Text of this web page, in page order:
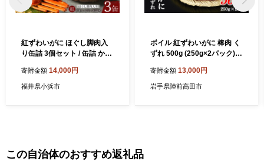
紅ずわいがに ほぐし脚肉入
り缶詰 3個セット / 缶詰 かに
アー [BFCO008]
寄附金額 14,000円
福井県小浜市
ボイル 紅ずわいがに 棒肉 く
ずれ 500g (250g×2パック)【
身 冷凍 お寿司 海鮮丼 タイム
缶詰 】RT969-0500
寄附金額 13,000円
岩手県陸前高田市
この自治体のおすすめ返礼品